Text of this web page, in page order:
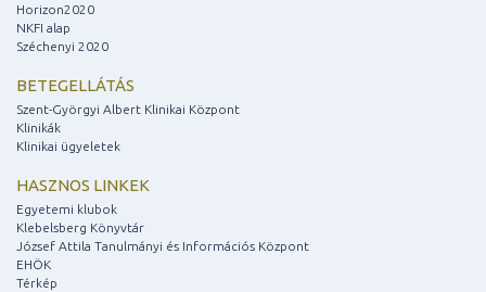
Horizon2020
NKFI alap
Széchenyi 2020
BETEGELLÁTÁS
Szent-Györgyi Albert Klinikai Központ
Klinikák
Klinikai ügyeletek
HASZNOS LINKEK
Egyetemi klubok
Klebelsberg Könyvtár
József Attila Tanulmányi és Információs Központ
EHÖK
Térkép